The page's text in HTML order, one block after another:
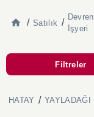
/ Satılık /
Devren
İşyeri
Filtreler
HATAY / YAYLADAĞI